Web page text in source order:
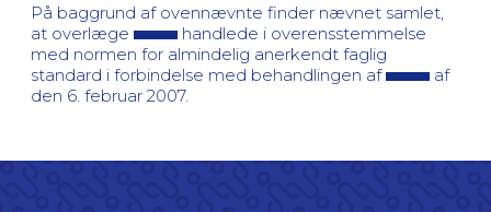
På baggrund af ovennævnte finder nævnet samlet,
at overlæge
handlede i overensstemmelse
med normen for almindelig anerkendt faglig
standard i forbindelse med behandlingen af
af
den 6. februar 2007.